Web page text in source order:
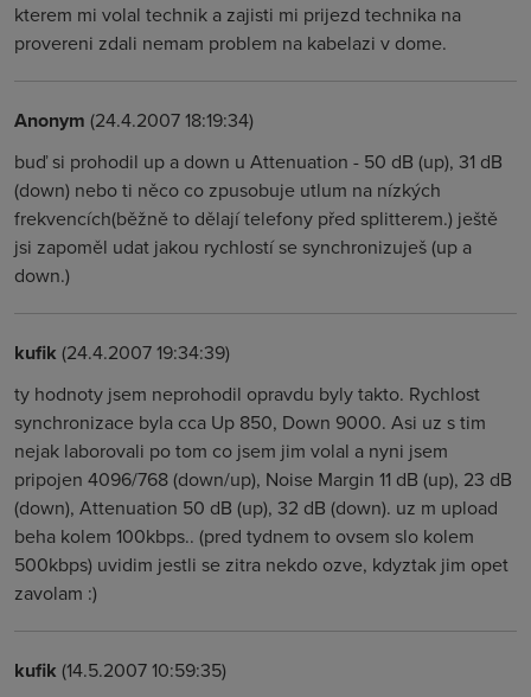
kterem mi volal technik a zajisti mi prijezd technika na
provereni zdali nemam problem na kabelazi v dome.
Anonym (24.4.2007 18:19:34)
buď si prohodil up a down u Attenuation - 50 dB (up), 31 dB
(down) nebo ti něco co zpusobuje utlum na nízkých
frekvencích(běžně to dělají telefony před splitterem.) ještě
jsi zapoměl udat jakou rychlostí se synchronizuješ (up a
down.)
kufik (24.4.2007 19:34:39)
ty hodnoty jsem neprohodil opravdu byly takto. Rychlost
synchronizace byla cca Up 850, Down 9000. Asi uz s tim
nejak laborovali po tom co jsem jim volal a nyni jsem
pripojen 4096/768 (down/up), Noise Margin 11 dB (up), 23 dB
(down), Attenuation 50 dB (up), 32 dB (down). uz m upload
beha kolem 100kbps.. (pred tydnem to ovsem slo kolem
500kbps) uvidim jestli se zitra nekdo ozve, kdyztak jim opet
zavolam :)
kufik (14.5.2007 10:59:35)